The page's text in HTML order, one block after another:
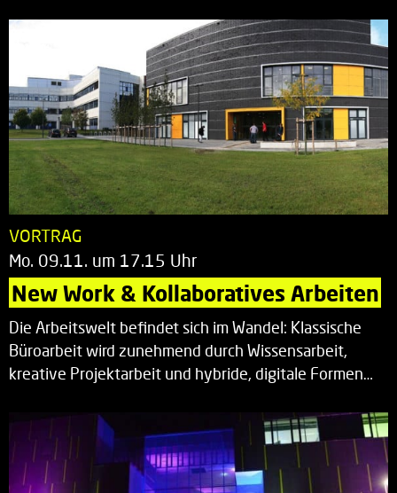
VORTRAG
Mo. 09.11. um 17.15 Uhr
New Work & Kollaboratives Arbeiten
Die Arbeitswelt befindet sich im Wandel: Klassische
Büroarbeit wird zunehmend durch Wissensarbeit,
kreative Projektarbeit und hybride, digitale Formen…